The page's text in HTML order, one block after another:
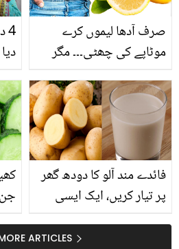
دیا
صرف آدھا لیموں کرے
موٹاپے کی چھٹی۔۔۔ مگر
استعمال کا ایسا طریقہ جو
بنائے آپ کو سلم اینڈ
سمارٹ
فائدے مند آلو کا دودھ گھر
پر تیار کریں، ایک ایسی
ARTICLES